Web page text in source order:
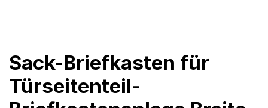
Sack-Briefkasten für
Türseitenteil-